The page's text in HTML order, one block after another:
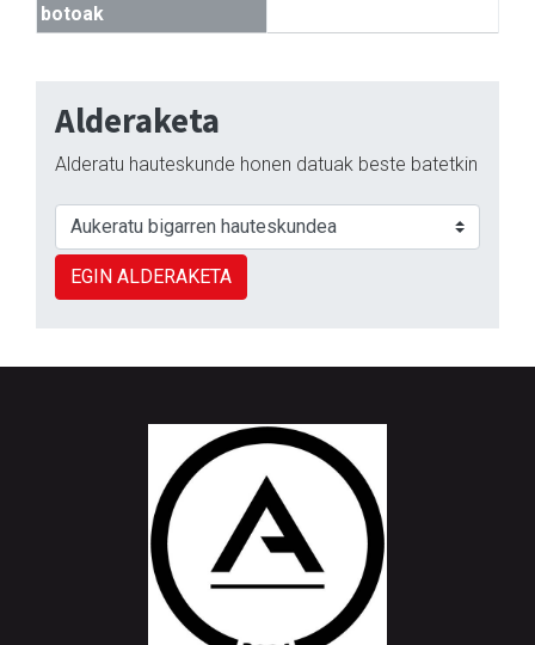
botoak
Alderaketa
Alderatu hauteskunde honen datuak beste batetkin
EGIN ALDERAKETA